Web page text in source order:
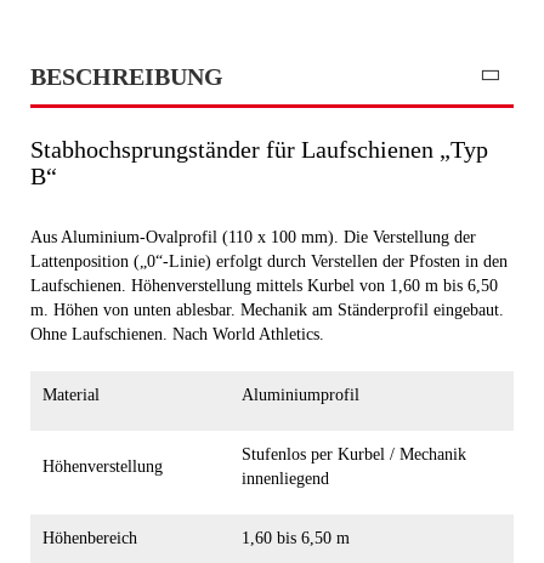
BESCHREIBUNG
Stabhochsprungständer für Laufschienen „Typ
B“
Aus Aluminium-Ovalprofil (110 x 100 mm). Die Verstellung der
Lattenposition („0“-Linie) erfolgt durch Verstellen der Pfosten in den
Laufschienen. Höhenverstellung mittels Kurbel von 1,60 m bis 6,50
m. Höhen von unten ablesbar. Mechanik am Ständerprofil eingebaut.
Ohne Laufschienen. Nach World Athletics.
Material Aluminiumprofil
Höhenverstellung
Stufenlos per Kurbel / Mechanik
innenliegend
Höhenbereich 1,60 bis 6,50 m